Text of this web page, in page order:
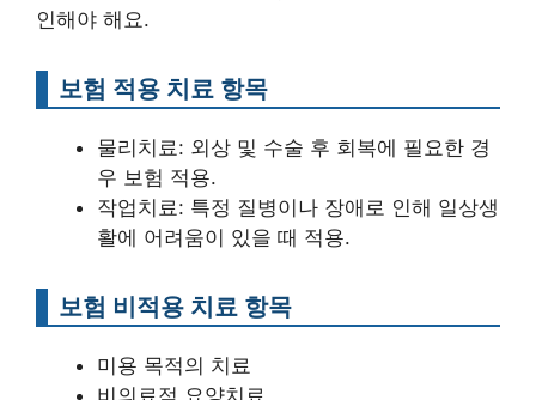
인해야 해요.
보험 적용 치료 항목
물리치료: 외상 및 수술 후 회복에 필요한 경
우 보험 적용.
작업치료: 특정 질병이나 장애로 인해 일상생
활에 어려움이 있을 때 적용.
보험 비적용 치료 항목
미용 목적의 치료